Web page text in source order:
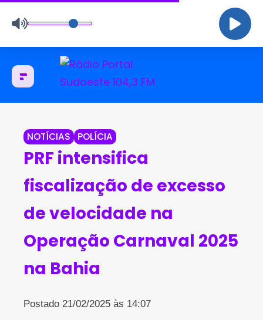
NOTÍCIAS POLÍCIA
PRF intensifica
fiscalização de excesso
de velocidade na
Operação Carnaval 2025
na Bahia
Postado 21/02/2025 às 14:07